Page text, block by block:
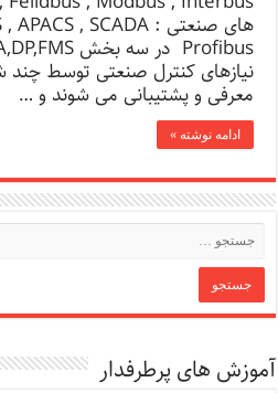
نیازهای کنترل صنعتی توسط
معرفی و پشتیبانی می شوند و …
ادامه نوشته »
آموزش های پرطرفدار